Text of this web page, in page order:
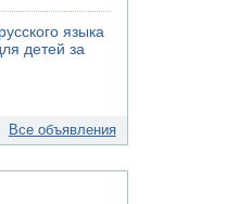
языка
детей за
Все объявления